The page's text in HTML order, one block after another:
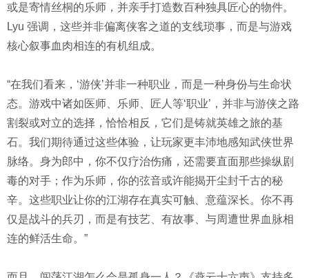
或是寄情丝桐的乐师，并亲手打造数百种独具匠心的物件。
Lyu 强调，这些并非偏离侠客之道的支线琐事，而是与游戏
核心叙事血肉相连的有机组成。
“在我们看来，‘游侠’并非一种职业，而是一种身份与生命状
态。游戏中诸如医师、乐师、匠人等‘职业’，并非与游侠之路
割裂或对立的选择，恰恰相反，它们是铸就英雄之旅的基
石。我们期待通过这些体验，让玩家更丰沛地感知武侠世界
脉络。身为郎中，你不仅疗治伤痛，还需要直面那些操纵剧
毒的对手；作为乐师，你的弦音或许能揭开尘封千古的秘
辛。这些职业让你的江湖存在真实可触、意蕴深长。你不再
仅是战斗的兵刃，而是有技艺、有故事、与周遭世界血脉相
连的鲜活生命。”